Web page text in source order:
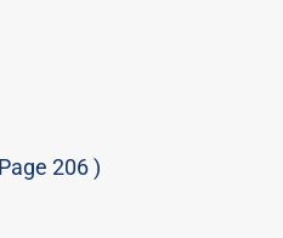
206 )